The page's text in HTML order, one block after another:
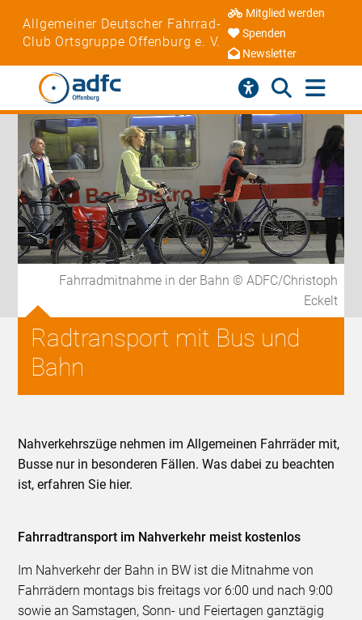
Allgemeiner Deutscher Fahrrad-
Club Ortsgruppe Offenburg e. V.
Mitglied werden
Spenden
Newsletter
Fahrradmitnahme in der Bahn © ADFC/Christoph
Eckelt
Radtransport mit Bus und
Bahn
Nahverkehrszüge nehmen im Allgemeinen Fahrräder mit,
Busse nur in besonderen Fällen. Was dabei zu beachten
ist, erfahren Sie hier.
Fahrradtransport im Nahverkehr meist kostenlos
Im Nahverkehr der Bahn in BW ist die Mitnahme von
Fahrrädern montags bis freitags vor 6:00 und nach 9:00
sowie an Samstagen, Sonn- und Feiertagen ganztägig